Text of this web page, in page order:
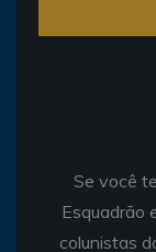
Se você
Esquadrão
colunistas